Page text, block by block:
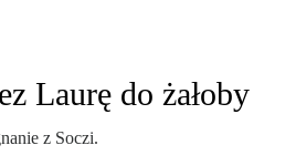
Laurę do żałoby
z Soczi.